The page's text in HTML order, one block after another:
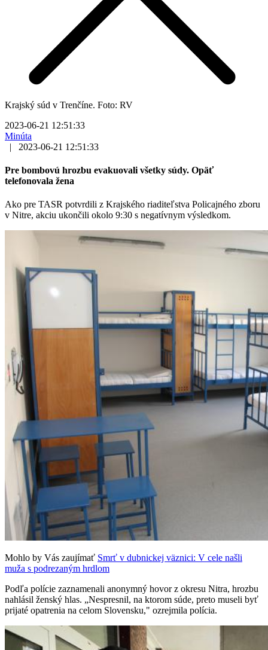
Krajský súd v Trenčíne. Foto: RV
2023-06-21 12:51:33
Minúta
|
2023-06-21 12:51:33
Pre bombovú hrozbu evakuovali všetky súdy. Opäť
telefonovala žena
Ako pre TASR potvrdili z Krajského riaditeľstva Policajného zboru
v Nitre, akciu ukončili okolo 9:30 s negatívnym výsledkom.
Mohlo by Vás zaujímať Smrť v dubnickej väznici: V cele našli
muža s podrezaným hrdlom
Podľa polície zaznamenali anonymný hovor z okresu Nitra, hrozbu
nahlásil ženský hlas. „Nespresnil, na ktorom súde, preto museli byť
prijaté opatrenia na celom Slovensku," ozrejmila polícia.